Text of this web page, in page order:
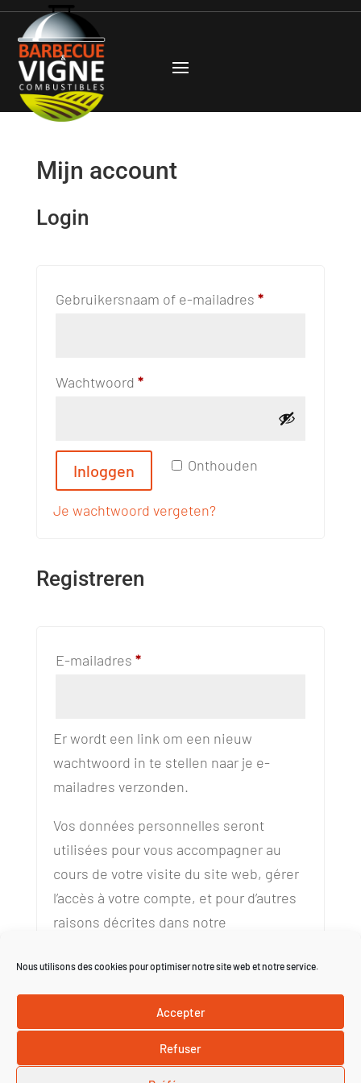
Nous utilisons des cookies pour optimiser notre site web et notre service.
Accepter
Refuser
Mijn account
Login
Gebruikersnaam of e-mailadres *Vereist
Wachtwoord *Vereist
Onthouden
Inloggen
Je wachtwoord vergeten?
Registreren
E-mailadres *Vereist
Er wordt een link om een nieuw
wachtwoord in te stellen naar je e-
mailadres verzonden.
Vos données personnelles seront
utilisées pour vous accompagner au
cours de votre visite du site web, gérer
l’accès à votre compte, et pour d’autres
raisons décrites dans notre